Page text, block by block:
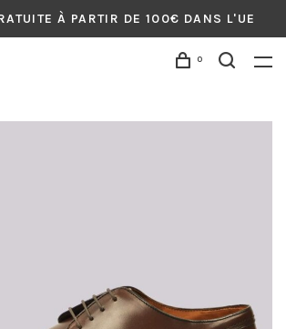
À PARTIR DE 100€ DANS L'UE
0